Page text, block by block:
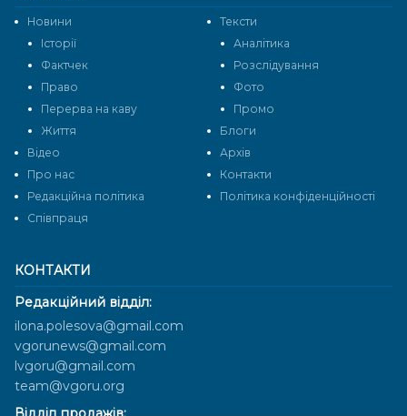
КОНТАКТИ
Редакційний відділ:
ilona.polesova@gmail.com
vgorunews@gmail.com
lvgoru@gmail.com
team@vgoru.org
Новини
Тексти
Історії
Аналітика
Фактчек
Розслідування
Право
Фото
Перерва на каву
Промо
Життя
Блоги
Відео
Архів
Про нас
Контакти
Редакційна політика
Політика конфіденційності
Cпівпраця